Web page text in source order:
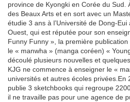
province de Kyongki en Corée du Sud.
des Beaux Arts et en sort avec un
étudie 3 ans à l’Université de Dong-
Ouest, qui est réputée pour son
Funny Funny », la première
le « manwha » (manga coréen) «
découlé plusieurs nouvelles et
KJG ne commence à enseigner le «
universités et autres écoles privées.En
publie 3 sketchbooks qui regroupe
il ne travaille pas pour une agence de